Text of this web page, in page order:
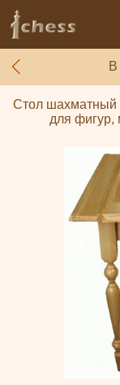
В
Стол шахматный
для